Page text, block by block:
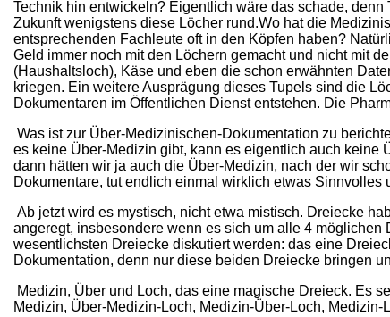
Technik hin entwickeln? Eigentlich wäre das schade,
Zukunft wenigstens diese Löcher rund.Wo hat die
entsprechenden Fachleute oft in den Köpfen haben?
Geld immer noch mit den Löchern gemacht und nicht mit
(Haushaltsloch), Käse und eben die schon erwähnten
kriegen. Ein weitere Ausprägung dieses Tupels sind die
Dokumentaren im Öffentlichen Dienst entstehen. Die
Was ist zur Über-Medizinischen-Dokumentation zu
es keine Über-Medizin gibt, kann es eigentlich auch keine
dann hätten wir ja auch die Über-Medizin, nach der wir
Dokumentare, tut endlich einmal wirklich etwas
Ab jetzt wird es mystisch, nicht etwa mistisch. Dreiecke
angeregt, insbesondere wenn es sich um alle 4
wesentlichsten Dreiecke diskutiert werden: das eine
Dokumentation, denn nur diese beiden Dreiecke bringen
Medizin, Über und Loch, das eine magische Dreieck. Es
Medizin, Über-Medizin-Loch, Medizin-Über-Loch,